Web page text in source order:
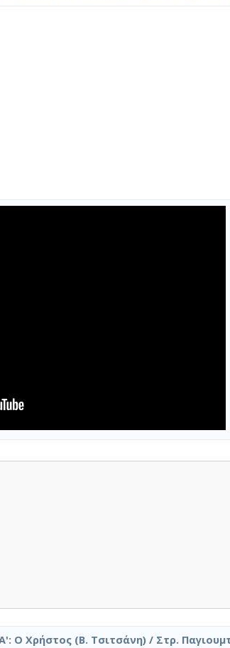
Ο Χρήστος (Β. Τσιτσάνη) / Στρ.